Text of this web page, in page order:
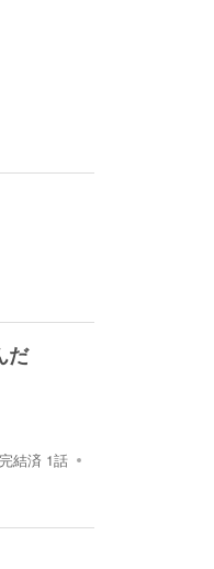
だ
完結済 1話